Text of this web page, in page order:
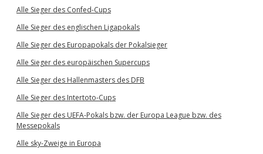
Alle Sieger des Confed-Cups
Alle Sieger des englischen Ligapokals
Alle Sieger des Europapokals der Pokalsieger
Alle Sieger des europäischen Supercups
Alle Sieger des Hallenmasters des DFB
Alle Sieger des Intertoto-Cups
Alle Sieger des UEFA-Pokals bzw. der Europa League bzw. des
Messepokals
Alle sky-Zweige in Europa